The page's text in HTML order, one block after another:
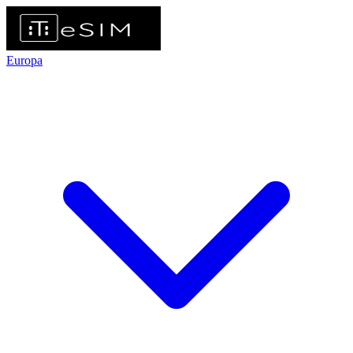
Europa